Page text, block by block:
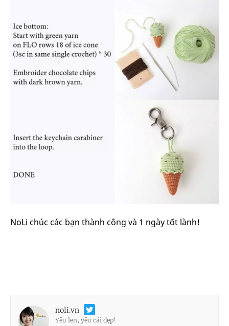
NoLi chúc các bạn thành công và 1 ngày tốt lành!
noli.vn
Yêu len, yêu cái đẹp!